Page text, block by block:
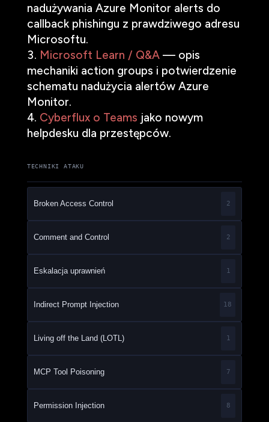
nadużywania Azure Monitor alerts do
callback phishingu z prawdziwego adresu
Microsoftu.
Microsoft Learn / Q&A— opis
mechaniki action groups i potwierdzenie
schematu nadużycia alertów Azure
Monitor.
Cyberflux o Teams jako nowym
helpdesku dla przestępców.
TECHNIKI ATAKU
Broken Access Control 2
Comment and Control 2
Eskalacja uprawnień 1
Indirect Prompt Injection 18
Living off the Land (LOTL) 1
MCP Tool Poisoning 7
Permission Injection 8